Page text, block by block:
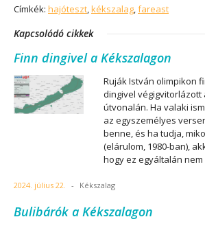
Címkék: hajóteszt,kékszalag,fareast
Kapcsolódó cikkek
Finn dingivel a Kékszalagon
Ruják István olimpikon
dingivel végigvitorlázott
útvonalán. Ha valaki
az egyszemélyes
benne, és ha tudja,
(elárulom, 1980-ban),
hogy ez egyáltalán
2024. július 22. - Kékszalag
Bulibárók a Kékszalagon